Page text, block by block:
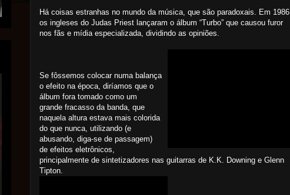
Há coisas estranhas no mundo da música, que são paradoxais. Em 1986,
os ingleses do Judas Priest lançaram o álbum “Turbo” que causou furor
nos fãs e mídia especializada, dividindo as opiniões.
Se fôssemos colocar numa balança
o efeito na época, diríamos que o
álbum fora tomado como um
grande fracasso da banda, que
naquela altura estava mais colorida
do que nunca, utilizando (e
abusando, diga-se de passagem)
de efeitos eletrônicos,
principalmente de sintetizadores nas guitarras de K.K. Downing e Glenn
Tipton.